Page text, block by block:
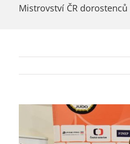
Mistrovství ČR dorostenců